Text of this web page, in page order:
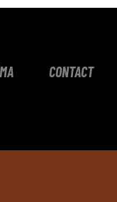
CONTACT